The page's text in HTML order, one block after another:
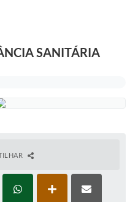
SANITÁRIA